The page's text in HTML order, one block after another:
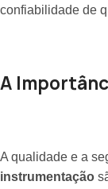
confiabilidade de
A
A qualidade e a
instrumentação